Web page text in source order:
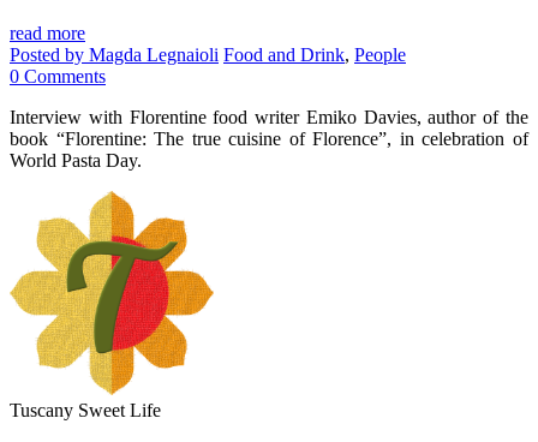
read more
Posted by Magda Legnaioli Food and Drink, People
0 Comments
Interview with Florentine food writer Emiko Davies, author of the
book “Florentine: The true cuisine of Florence”, in celebration of
World Pasta Day.
Tuscany Sweet Life